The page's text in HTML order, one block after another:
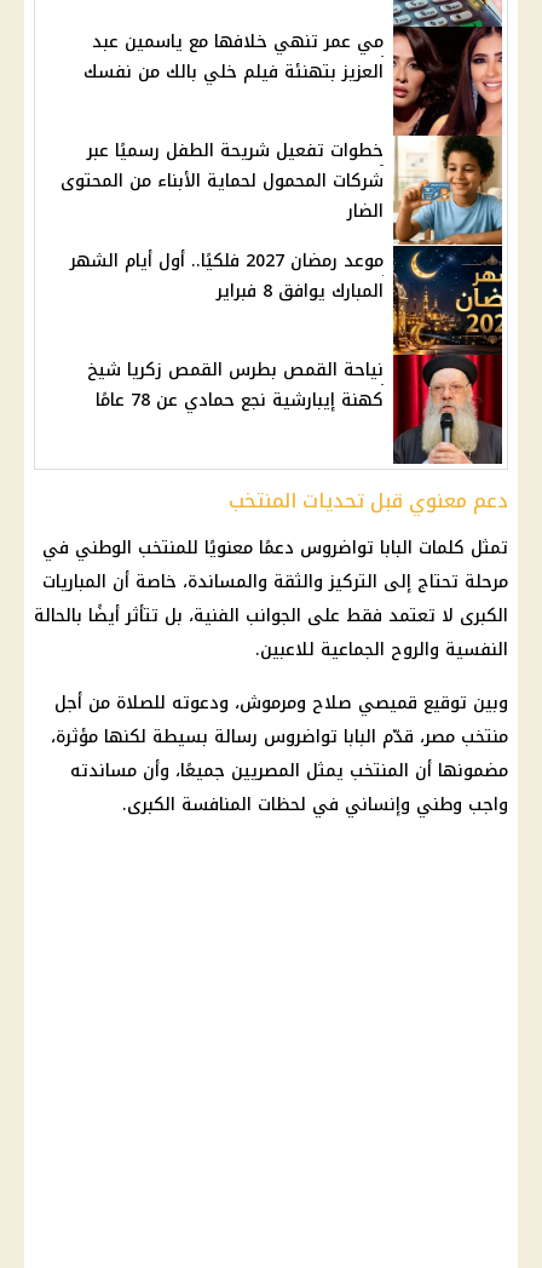
مي عمر تنهي خلافها مع ياسمين عبد
العزيز بتهنئة فيلم خلي بالك من نفسك
خطوات تفعيل شريحة الطفل رسميًا عبر
شركات المحمول لحماية الأبناء من المحتوى
الضار
موعد رمضان 2027 فلكيًا.. أول أيام الشهر
المبارك يوافق 8 فبراير
نياحة القمص بطرس القمص زكريا شيخ
كهنة إيبارشية نجع حمادي عن 78 عامًا
دعم معنوي قبل تحديات المنتخب
تمثل كلمات البابا تواضروس دعمًا معنويًا للمنتخب الوطني في
مرحلة تحتاج إلى التركيز والثقة والمساندة، خاصة أن المباريات
الكبرى لا تعتمد فقط على الجوانب الفنية، بل تتأثر أيضًا بالحالة
النفسية والروح الجماعية للاعبين.
وبين توقيع قميصي صلاح ومرموش، ودعوته للصلاة من أجل
منتخب مصر، قدّم البابا تواضروس رسالة بسيطة لكنها مؤثرة،
مضمونها أن المنتخب يمثل المصريين جميعًا، وأن مساندته
واجب وطني وإنساني في لحظات المنافسة الكبرى.